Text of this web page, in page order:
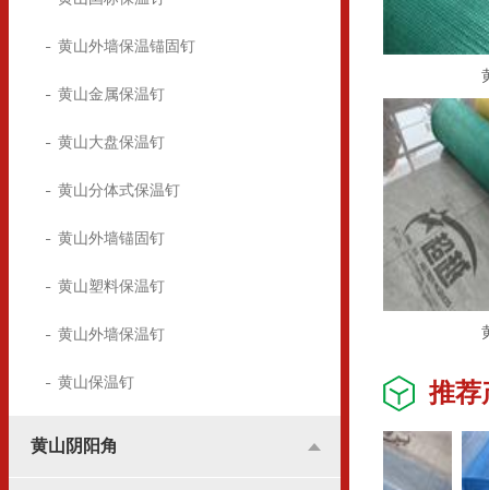
黄山外墙保温锚固钉
黄山金属保温钉
黄山大盘保温钉
黄山分体式保温钉
黄山外墙锚固钉
黄山塑料保温钉
黄山外墙保温钉
黄山保温钉
黄山阴阳角
推荐